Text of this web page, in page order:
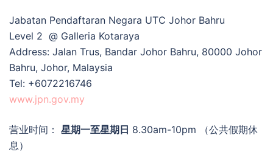
Jabatan Pendaftaran Negara UTC Johor Bahru
Level 2 @ Galleria Kotaraya
Address: Jalan Trus, Bandar Johor Bahru, 80000 Johor
Bahru, Johor, Malaysia
Tel: +6072216746
www.jpn.gov.my
营业时间： 星期一至星期日 8.30am-10pm （公共假期休
息）